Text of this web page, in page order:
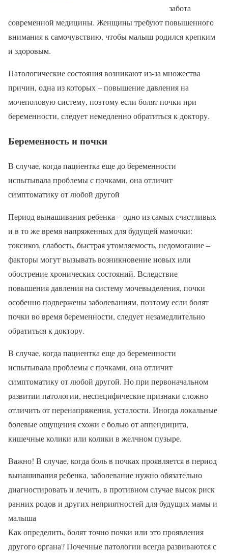
забота
современной медицины. Женщины требуют повышенного
внимания к самочувствию, чтобы малыш родился крепким
и здоровым.
Патологические состояния возникают из-за множества
причин, одна из которых – повышение давления на
мочеполовую систему, поэтому если болят почки при
беременности, следует немедленно обратиться к доктору.
Беременность и почки
В случае, когда пациентка еще до беременности
испытывала проблемы с почками, она отличит
симптоматику от любой другой
Период вынашивания ребенка – одно из самых счастливых
и в то же время напряженных для будущей мамочки:
токсикоз, слабость, быстрая утомляемость, недомогание –
факторы могут вызывать возникновение новых или
обострение хронических состояний. Вследствие
повышения давления на систему мочевыделения, почки
особенно подвержены заболеваниям, поэтому если болят
почки во время беременности, следует незамедлительно
обратиться к доктору.
В случае, когда пациентка еще до беременности
испытывала проблемы с почками, она отличит
симптоматику от любой другой. Но при первоначальном
развитии патологии, неспецифические признаки сложно
отличить от перенапряжения, усталости. Иногда локальные
болевые ощущения схожи с болью от аппендицита,
кишечные колики или колики в желчном пузыре.
Важно! В случае, когда боль в почках проявляется в период
вынашивания ребенка, заболевание нужно обязательно
диагностировать и лечить, в противном случае высок риск
ранних родов и других неприятностей для будущих мамы и
малыша
Как определить, болят точно почки или это проявления
другого органа? Почечные патологии всегда развиваются с